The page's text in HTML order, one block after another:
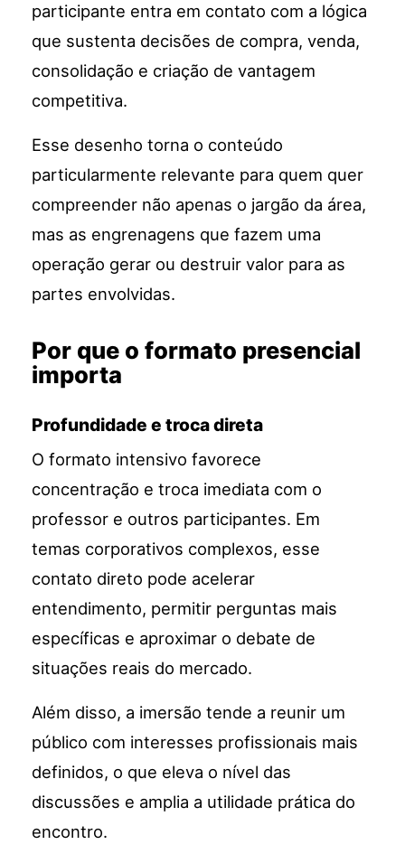
participante entra em contato com a lógica
que sustenta decisões de compra, venda,
consolidação e criação de vantagem
competitiva.
Esse desenho torna o conteúdo
particularmente relevante para quem quer
compreender não apenas o jargão da área,
mas as engrenagens que fazem uma
operação gerar ou destruir valor para as
partes envolvidas.
Por que o formato presencial
importa
Profundidade e troca direta
O formato intensivo favorece
concentração e troca imediata com o
professor e outros participantes. Em
temas corporativos complexos, esse
contato direto pode acelerar
entendimento, permitir perguntas mais
específicas e aproximar o debate de
situações reais do mercado.
Além disso, a imersão tende a reunir um
público com interesses profissionais mais
definidos, o que eleva o nível das
discussões e amplia a utilidade prática do
encontro.